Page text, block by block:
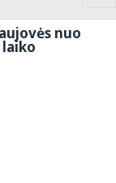
nuo
laiko